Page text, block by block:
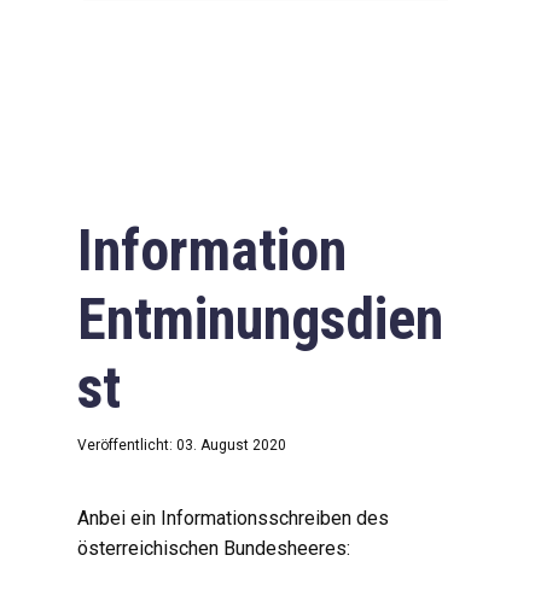
Information
Entminungsdien
st
Veröffentlicht: 03. August 2020
Anbei ein Informationsschreiben des
österreichischen Bundesheeres: